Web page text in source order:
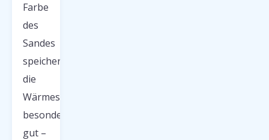
Farbe
des
Sandes
speichert
die
Wärmestrahlung
besonders
gut –